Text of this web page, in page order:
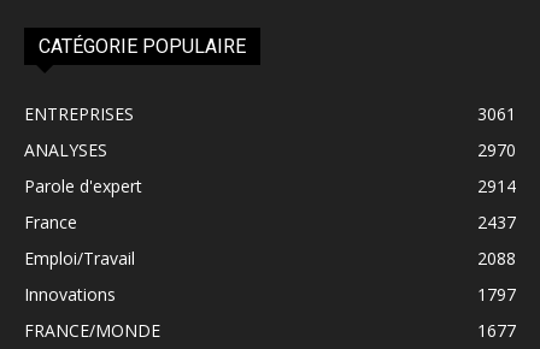
CATÉGORIE POPULAIRE
ENTREPRISES
3061
ANALYSES
2970
Parole d'expert
2914
France
2437
Emploi/Travail
2088
Innovations
1797
FRANCE/MONDE
1677